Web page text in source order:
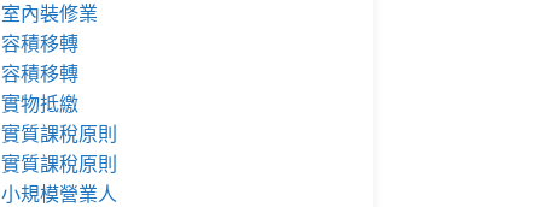
室內裝修業
容積移轉
容積移轉
實物抵繳
實質課稅原則
實質課稅原則
小規模營業人